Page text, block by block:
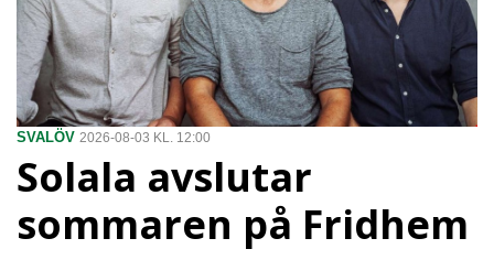
SVALÖV 2026-08-03 KL. 12:00
Solala avslutar
sommaren på Fridhem